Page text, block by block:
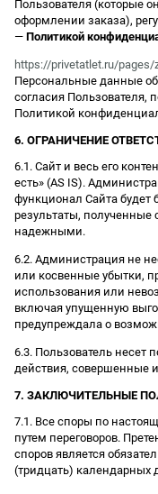
Пользователя (которые
оформлении заказа),
— Политикой
https://privetatlet.ru/pages/
Персональные данные
согласия Пользователя,
Политикой
6. ОГРАНИЧЕНИЕ
6.1. Сайт и весь его
есть» (AS IS).
функционал Сайта
результаты,
надежными.
6.2. Администрация не
или косвенные убытки,
использования или
включая упущенную
предупреждала о
6.3. Пользователь несет
действия, совершенные
7. ЗАКЛЮЧИТЕЛЬНЫЕ
7.1. Все споры по
путем переговоров.
споров является
(тридцать) календарных